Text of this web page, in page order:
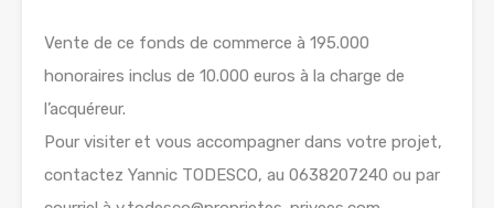
Vente de ce fonds de commerce à 195.000
honoraires inclus de 10.000 euros à la charge de
l’acquéreur.
Pour visiter et vous accompagner dans votre projet,
contactez Yannic TODESCO, au 0638207240 ou par